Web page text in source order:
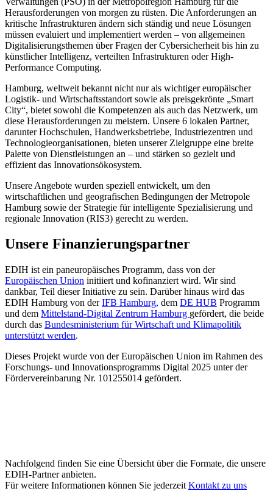
Herausforderungen von morgen zu rüsten. Die Anforderungen an
kritische Infrastrukturen ändern sich ständig und neue Lösungen
müssen evaluiert und implementiert werden – von allgemeinen
Digitalisierungsthemen über Fragen der Cybersicherheit bis hin zu
künstlicher Intelligenz, verteilten Infrastrukturen oder High-
Performance Computing.
Hamburg, weltweit bekannt nicht nur als wichtiger europäischer
Logistik- und Wirtschaftsstandort sowie als preisgekrönte „Smart
City“, bietet sowohl die Kompetenzen als auch das Netzwerk, um
diese Herausforderungen zu meistern. Unsere 6 lokalen Partner,
darunter Hochschulen, Handwerksbetriebe, Industriezentren und
Technologieorganisationen, bieten unserer Zielgruppe eine breite
Palette von Dienstleistungen an – und stärken so gezielt und
effizient das Innovationsökosystem.
Unsere Angebote wurden speziell entwickelt, um den
wirtschaftlichen und geografischen Bedingungen der Metropole
Hamburg sowie der Strategie für intelligente Spezialisierung und
regionale Innovation (RIS3) gerecht zu werden.
Unsere Finanzierungspartner
EDIH ist ein paneuropäisches Programm, dass von der
Europäischen Union initiiert und kofinanziert wird. Wir sind
dankbar, Teil dieser Initiative zu sein. Darüber hinaus wird das
EDIH Hamburg von derIFB Hamburg, dem DE HUB Programm
und dem Mittelstand-Digital Zentrum Hamburg gefördert, die beide
durch das Bundesministerium für Wirtschaft und Klimapolitik
unterstützt werden.
Dieses Projekt wurde von der Europäischen Union im Rahmen des
Forschungs- und Innovationsprogramms Digital 2025 unter der
Fördervereinbarung Nr. 101255014 gefördert.
Nachfolgend finden Sie eine Übersicht über die Formate, die unsere
EDIH-Partner anbieten.
Für weitere Informationen können Sie jederzeit Kontakt zu uns